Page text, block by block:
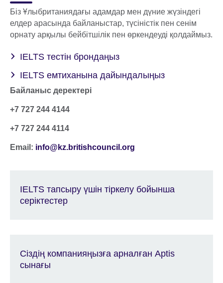
Біз Ұлыбританиядағы адамдар мен дүние жүзіндегі
елдер арасында байланыстар, түсіністік пен сенім
орнату арқылы бейбітшілік пен өркендеуді қолдаймыз.
IELTS тестін брондаңыз
IELTS емтиханына дайындалыңыз
Байланыс деректері
+7 727 244 4144
+7 727 244 4114
Email: info@kz.britishcouncil.org
IELTS тапсыру үшін тіркелу бойынша
серіктестер
Сіздің компанияңызға арналған Aptis
сынағы